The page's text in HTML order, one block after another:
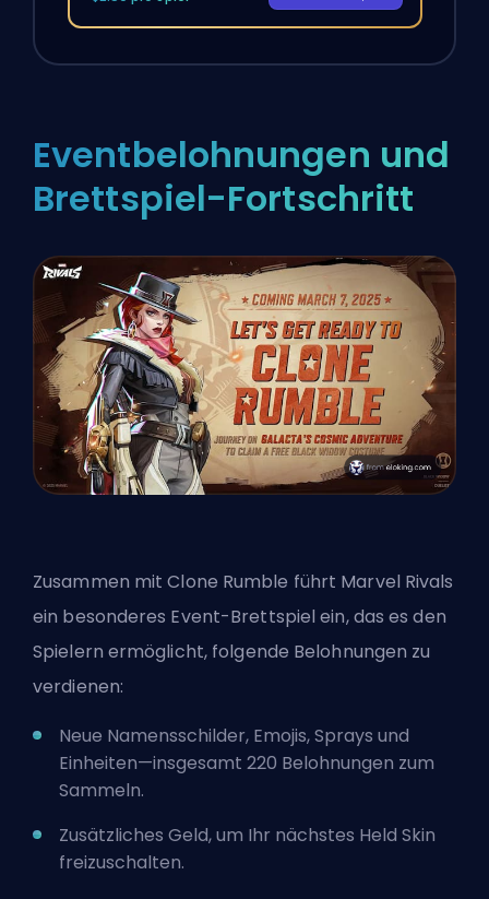
Eventbelohnungen und
Brettspiel-Fortschritt
Zusammen mit Clone Rumble führt Marvel Rivals
ein besonderes Event-Brettspiel ein, das es den
Spielern ermöglicht, folgende Belohnungen zu
verdienen:
Neue Namensschilder, Emojis, Sprays und
Einheiten—insgesamt 220 Belohnungen zum
Sammeln.
Zusätzliches Geld, um Ihr nächstes Held Skin
freizuschalten.